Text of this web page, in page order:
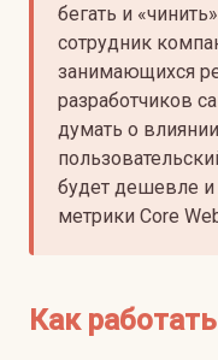
бегать и
сотрудник
занимающихся
разработчиков
думать о
будет дешевле
метрики Core
Как